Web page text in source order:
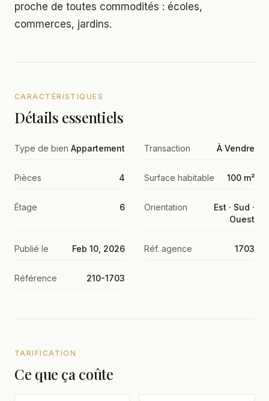
proche de toutes commodités : écoles,
commerces, jardins.
CARACTÉRISTIQUES
Détails essentiels
Type de bien Appartement Transaction À Vendre
Pièces 4 Surface habitable 100 m²
Étage 6 Orientation
Est · Sud ·
Ouest
Publié le Feb 10, 2026 Réf. agence 1703
Référence 210-1703
TARIFICATION
Ce que ça coûte